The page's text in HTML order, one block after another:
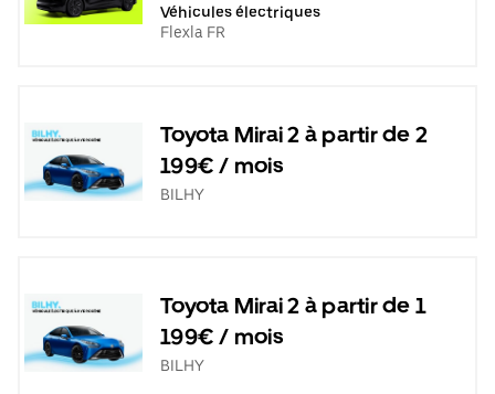
Véhicules électriques
Flexla FR
Toyota Mirai 2 à partir de 2
199€ / mois
BILHY
Toyota Mirai 2 à partir de 1
199€ / mois
BILHY